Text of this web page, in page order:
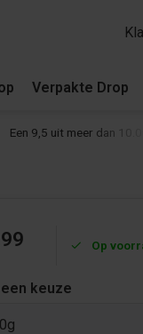
Verpakte Drop
Een 9,5 uit meer dan
Op
keuze